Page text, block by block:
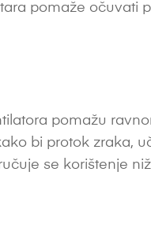
pomaže očuvati
pomažu
bi protok zraka,
se korištenje